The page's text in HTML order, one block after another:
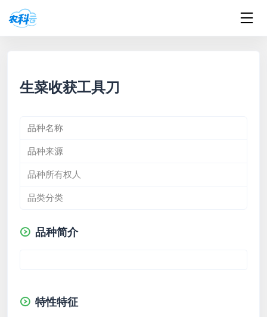
生菜收获工具刀
品种名称
品种来源
品种所有权人
品类分类
品种简介
特性特征